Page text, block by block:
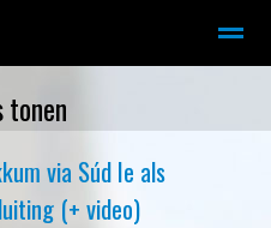
via Súd Ie als
(+ video)